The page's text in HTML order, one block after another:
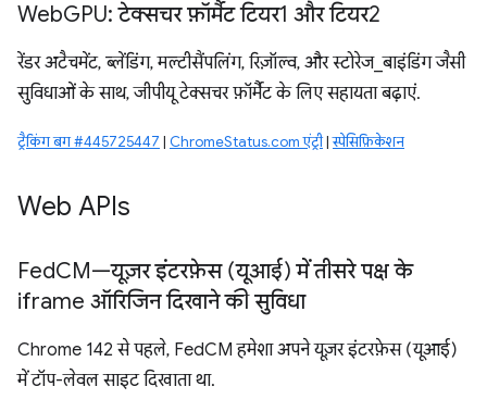
WebGPU: टेक्सचर फ़ॉर्मैट टियर1 और टियर2
रेंडर अटैचमेंट, ब्लेंडिंग, मल्टीसैंपलिंग, रिज़ॉल्व, और स्टोरेज_बाइंडिंग जैसी
सुविधाओं के साथ, जीपीयू टेक्सचर फ़ॉर्मैट के लिए सहायता बढ़ाएं.
ट्रैकिंग बग #445725447 | ChromeStatus.com एंट्री|स्पेसिफ़िकेशन
Web APIs
FedCM—यूज़र इंटरफ़ेस (यूआई) में तीसरे पक्ष के
iframe ऑरिजिन दिखाने की सुविधा
Chrome 142 से पहले, FedCM हमेशा अपने यूज़र इंटरफ़ेस (यूआई)
में टॉप-लेवल साइट दिखाता था.